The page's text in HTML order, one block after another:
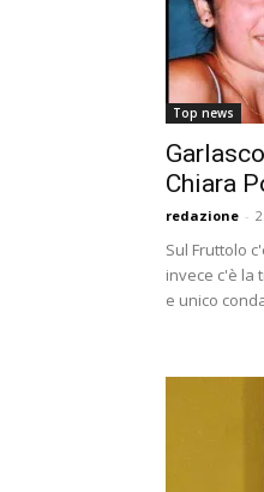
Top news
Chiara
redazione -
Sul Fruttolo
invece c'è la
e unico